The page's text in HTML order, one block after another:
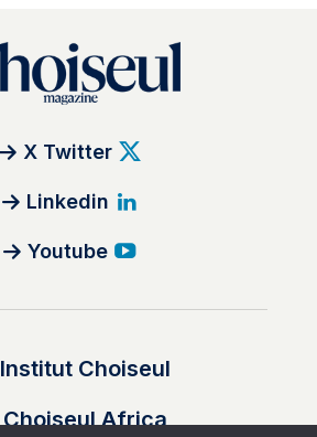
X Twitter
Linkedin
Youtube
Institut Choiseul
Choiseul Africa